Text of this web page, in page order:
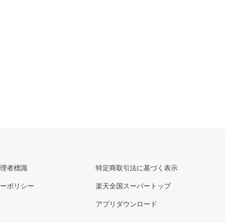
者標識
ポリシー
特定商取引法に基づく表示
楽天全国スーパートップ
アプリダウンロード